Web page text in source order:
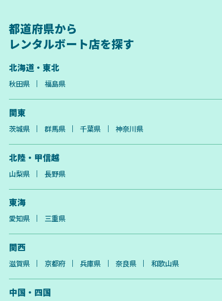
都道府県から
レンタルボート店を探す
北海道・東北
秋田県 福島県
関東
茨城県 群馬県 千葉県 神奈川県
北陸・甲信越
山梨県 長野県
東海
愛知県 三重県
関西
滋賀県 京都府 兵庫県 奈良県 和歌山県
中国・四国